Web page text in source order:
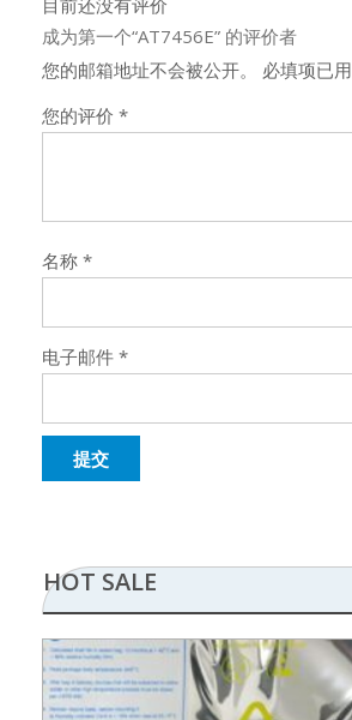
成为第一个“AT7456E” 的评价者
您的邮箱地址不会被公开。
必填项已用
您的评价 *
名称 *
电子邮件 *
HOT SALE